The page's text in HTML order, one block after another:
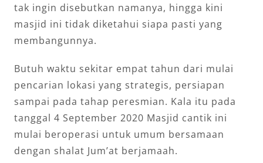
tak ingin disebutkan namanya, hingga kini
masjid ini tidak diketahui siapa pasti yang
membangunnya.
Butuh waktu sekitar empat tahun dari mulai
pencarian lokasi yang strategis, persiapan
sampai pada tahap peresmian. Kala itu pada
tanggal 4 September 2020 Masjid cantik ini
mulai beroperasi untuk umum bersamaan
dengan shalat Jum’at berjamaah.